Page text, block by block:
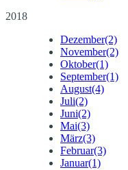
2018
Dezember(2)
November(2)
Oktober(1)
September(1)
August(4)
Juli(2)
Juni(2)
Mai(3)
März(3)
Februar(3)
Januar(1)